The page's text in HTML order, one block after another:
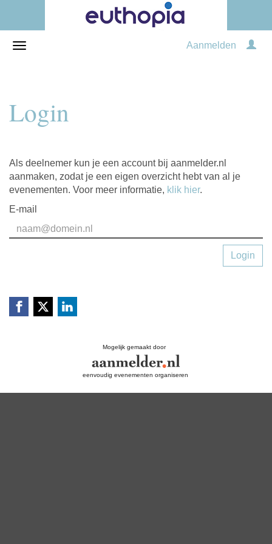
Aanmelden
Login
Als deelnemer kun je een account bij aanmelder.nl
aanmaken, zodat je een eigen overzicht hebt van al je
evenementen. Voor meer informatie, klik hier.
E-mail
Login
Mogelijk gemaakt door
eenvoudig evenementen organiseren